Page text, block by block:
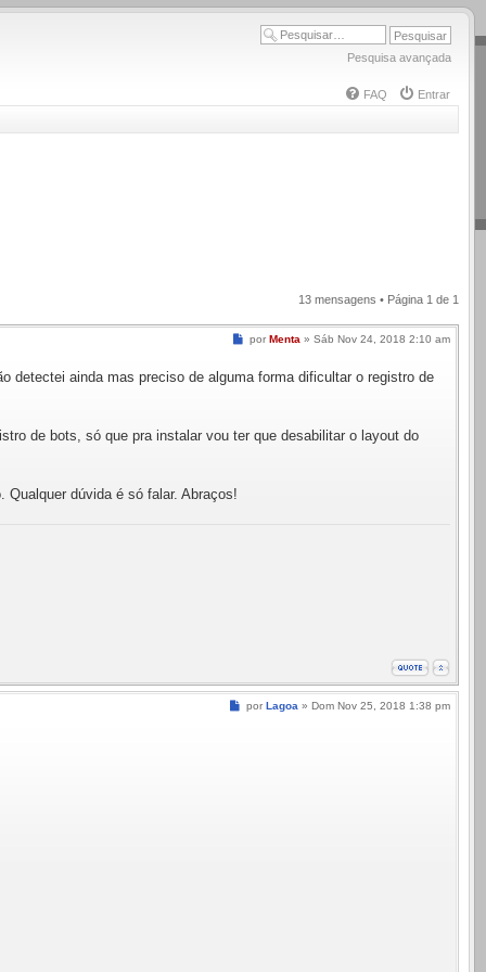
Pesquisa avançada
FAQ
Entrar
13 mensagens • Página 1 de 1
Mensagem
por Menta » Sáb Nov 24, 2018 2:10 am
detectei ainda mas preciso de alguma forma dificultar o registro de
de bots, só que pra instalar vou ter que desabilitar o layout do
dúvida é só falar. Abraços!
Mensagem
por Lagoa » Dom Nov 25, 2018 1:38 pm